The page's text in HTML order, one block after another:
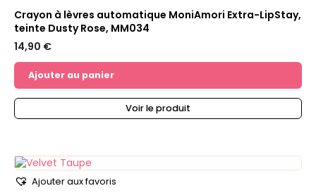
Crayon à lèvres automatique MoniAmori Extra-LipStay,
teinte Dusty Rose, MM034
14,90 €
Ajouter au panier
Voir le produit
Ajouter aux favoris